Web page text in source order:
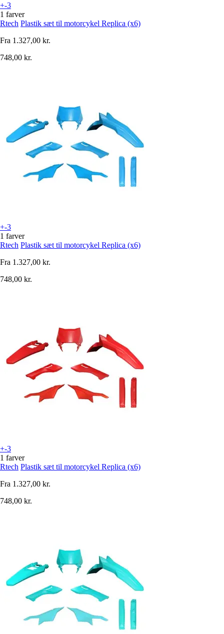
+-3
1 farver
Rtech Plastik sæt til motorcykel Replica (x6)
Fra 1.327,00 kr.
748,00 kr.
+-3
1 farver
Rtech Plastik sæt til motorcykel Replica (x6)
Fra 1.327,00 kr.
748,00 kr.
+-3
1 farver
Rtech Plastik sæt til motorcykel Replica (x6)
Fra 1.327,00 kr.
748,00 kr.